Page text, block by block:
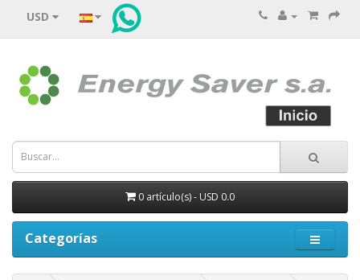
USD
0 artículo(s) - USD 0.0
Categorías